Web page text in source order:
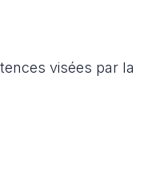
visées par la